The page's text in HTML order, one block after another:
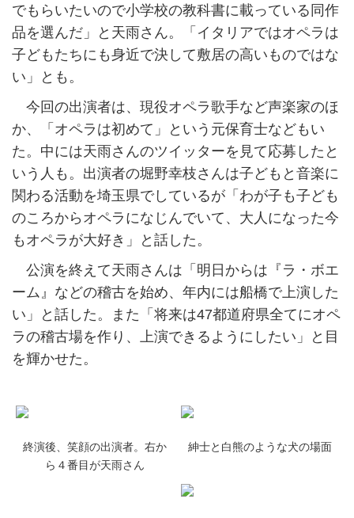
でもらいたいので小学校の教科書に載っている同作
品を選んだ」と天雨さん。「イタリアではオペラは
子どもたちにも身近で決して敷居の高いものではな
い」とも。
今回の出演者は、現役オペラ歌手など声楽家のほ
か、「オペラは初めて」という元保育士などもい
た。中には天雨さんのツイッターを見て応募したと
いう人も。出演者の堀野幸枝さんは子どもと音楽に
関わる活動を埼玉県でしているが「わが子も子ども
のころからオペラになじんでいて、大人になった今
もオペラが大好き」と話した。
公演を終えて天雨さんは「明日からは『ラ・ボエ
ーム』などの稽古を始め、年内には船橋で上演した
い」と話した。また「将来は47都道府県全てにオペ
ラの稽古場を作り、上演できるようにしたい」と目
を輝かせた。
終演後、笑顔の出演者。右か
ら４番目が天雨さん
紳士と白熊のような犬の場面